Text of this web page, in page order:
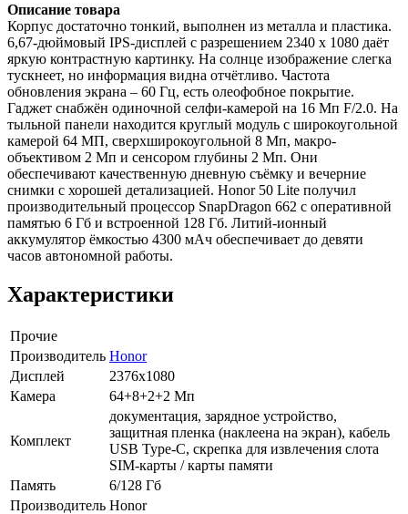
Описание товара
Корпус достаточно тонкий, выполнен из металла и пластика.
6,67-дюймовый IPS-дисплей с разрешением 2340 х 1080 даёт
яркую контрастную картинку. На солнце изображение слегка
тускнеет, но информация видна отчётливо. Частота
обновления экрана – 60 Гц, есть олеофобное покрытие.
Гаджет снабжён одиночной селфи-камерой на 16 Мп F/2.0. На
тыльной панели находится круглый модуль с широкоугольной
камерой 64 МП, сверхширокоугольной 8 Мп, макро-
объективом 2 Мп и сенсором глубины 2 Мп. Они
обеспечивают качественную дневную съёмку и вечерние
снимки с хорошей детализацией. Honor 50 Lite получил
производительный процессор SnapDragon 662 c оперативной
памятью 6 Гб и встроенной 128 Гб. Литий-ионный
аккумулятор ёмкостью 4300 мАч обеспечивает до девяти
часов автономной работы.
Характеристики
Прочие
Производитель Honor
Дисплей
2376x1080
Камера
64+8+2+2 Мп
Комплект
документация, зарядное устройство,
защитная пленка (наклеена на экран), кабель
USB Type-C, скрепка для извлечения слота
SIM-карты / карты памяти
Память
6/128 Гб
Производитель Honor